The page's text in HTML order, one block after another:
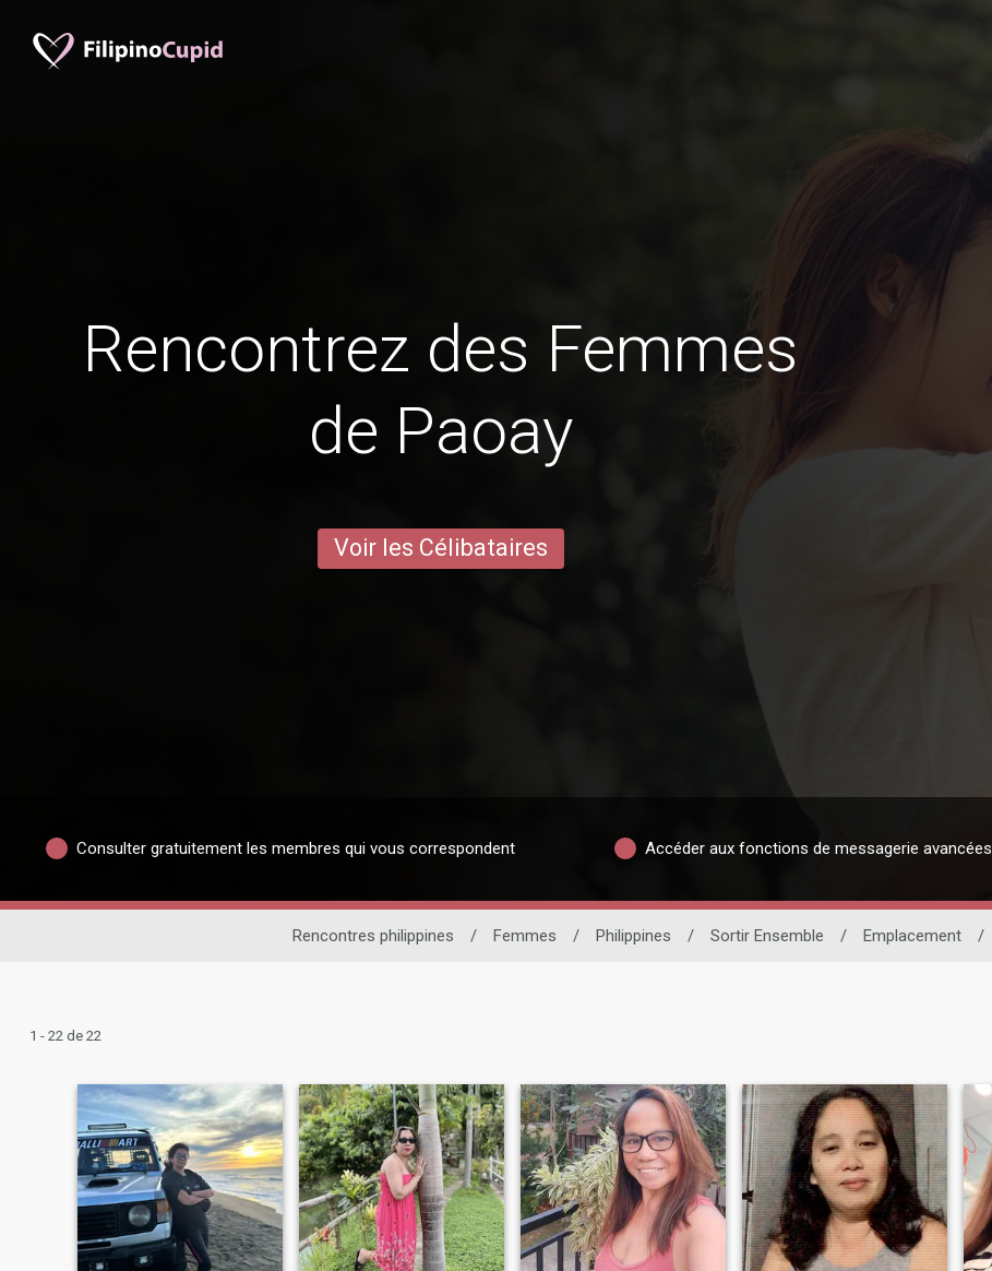
Rencontrez des Femmes
de Paoay
Voir les Célibataires
Consulter gratuitement les membres qui vous correspondent Accéder aux fonctions de messagerie avancées
Rencontres philippines / Femmes / Philippines / Sortir Ensemble / Emplacement /
1 - 22 de 22